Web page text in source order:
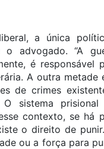
a única
o advogado. “A
é responsável
A outra metade
de crimes
O sistema
contexto, se há
o direito de
ou a força para